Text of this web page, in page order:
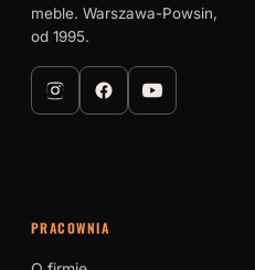
meble. Warszawa-Powsin,
od 1995.
PRACOWNIA